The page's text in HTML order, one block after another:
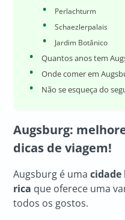
Perlachturm
Schaezlerpalais
Jardim Botânico
Quantos anos tem
Onde comer em
Não se esqueça do
Augsburg:
dicas de viagem!
Augsburg é uma
rica que oferece uma
todos os gostos.